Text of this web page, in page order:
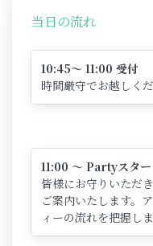
当日の流れ
10:45～ 11:00 受付
時間厳守でお越しくだ
11:00 ～ Partyスター
皆様にお守りいただ
ご案内いたします。
ィーの流れを把握し